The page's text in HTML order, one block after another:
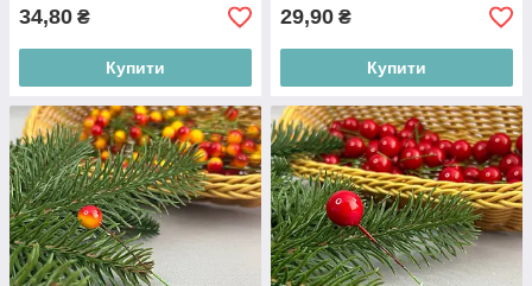
34,80 ₴
Купити
29,90 ₴
Купити